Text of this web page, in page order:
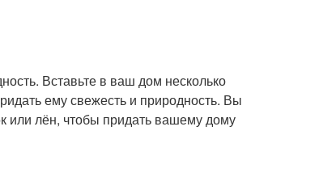
Вставьте в ваш дом несколько
ему свежесть и природность. Вы
или лён, чтобы придать вашему дому